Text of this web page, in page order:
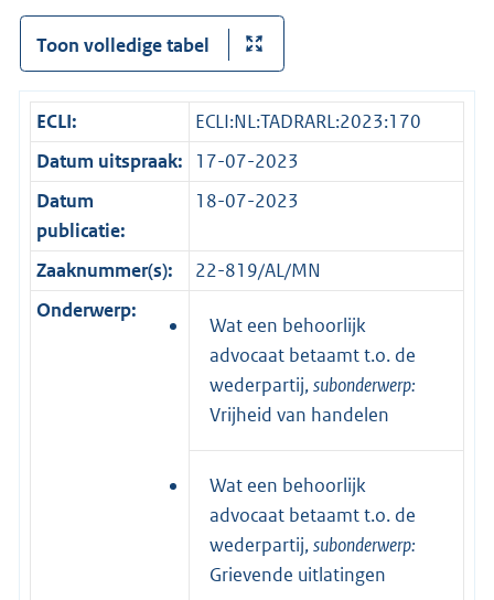
Toon volledige tabel
ECLI:
ECLI:NL:TADRARL:2023:170
Datum uitspraak:
17-07-2023
Datum
publicatie:
18-07-2023
Zaaknummer(s):
22-819/AL/MN
Onderwerp:
Wat een behoorlijk
advocaat betaamt t.o. de
wederpartij,subonderwerp:
Vrijheid van handelen
Wat een behoorlijk
advocaat betaamt t.o. de
wederpartij,subonderwerp:
Grievende uitlatingen